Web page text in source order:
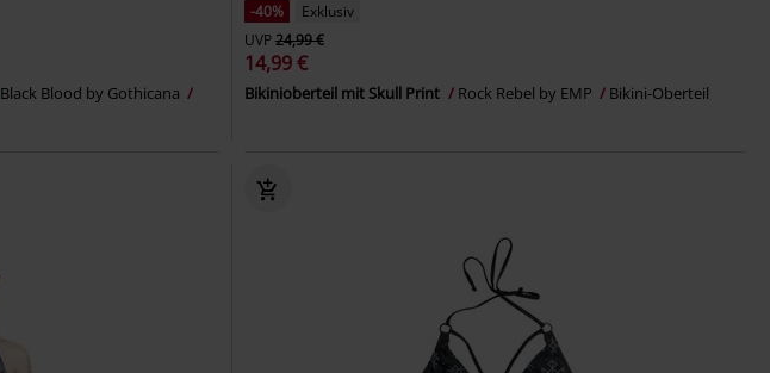
Black Blood by Gothicana
-40%
Exklusiv
UVP24,99 €
14,99 €
Bikinioberteil mit Skull Print Rock Rebel by EMP Bikini-Oberteil